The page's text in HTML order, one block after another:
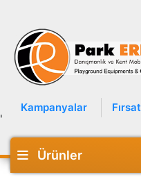
Kampanyalar
'
Ürünler